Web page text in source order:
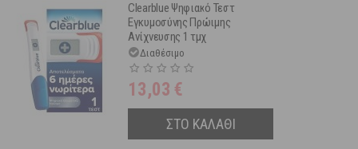
Clearblue Ψηφιακό Τεστ
Εγκυμοσύνης Πρώιμης
Ανίχνευσης 1 τμχ
Διαθέσιμο
13,03 €
ΣΤΟ ΚΑΛΑΘΙ